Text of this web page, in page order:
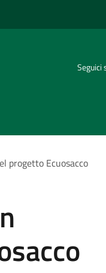
Seguici
progetto Ecuosacco